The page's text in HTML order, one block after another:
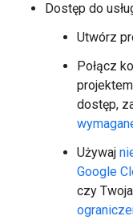
Dostęp do
Utwórz
Połącz
dostęp,
Używaj
Google
czy